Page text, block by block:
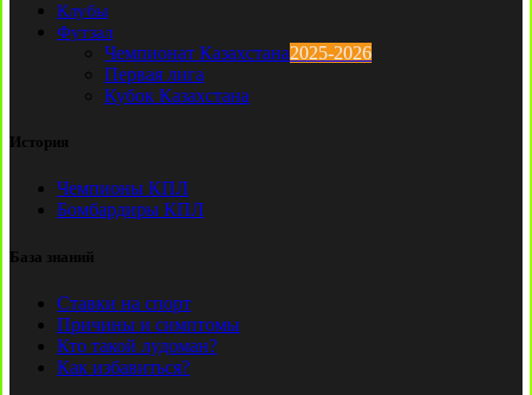
Клубы
Футзал
Чемпионат Казахстана2025-2026
Первая лига
Кубок Казахстана
История
Чемпионы КПЛ
Бомбардиры КПЛ
База знаний
Ставки на спорт
Причины и симптомы
Кто такой лудоман?
Как избавиться?